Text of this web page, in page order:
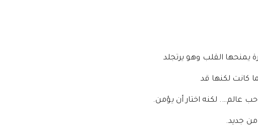
يمنحها القلب وهو يرتجلد
كانت لكنها قد
عالم…. لكنه اختار أن يؤمن.
جديد.